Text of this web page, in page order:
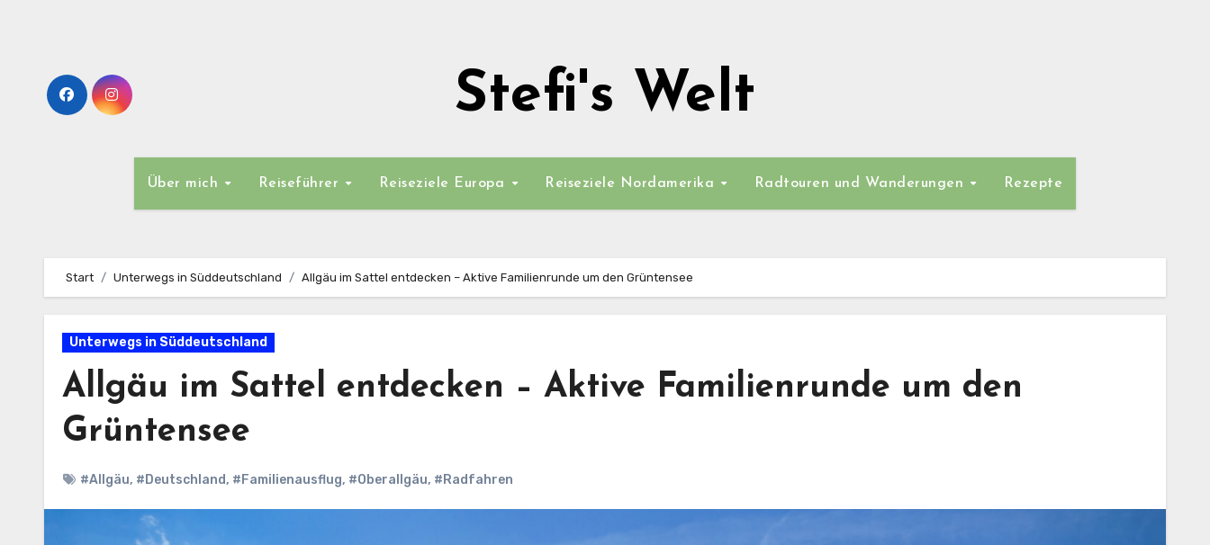
Stefi's Welt
Über mich Reiseführer Reiseziele Europa Reiseziele Nordamerika Radtouren und Wanderungen Rezepte
Start Unterwegs in Süddeutschland Allgäu im Sattel entdecken – Aktive Familienrunde um den Grüntensee
Unterwegs in Süddeutschland
Allgäu im Sattel entdecken – Aktive Familienrunde um den
Grüntensee
#Allgäu, #Deutschland, #Familienausflug, #Oberallgäu, #Radfahren